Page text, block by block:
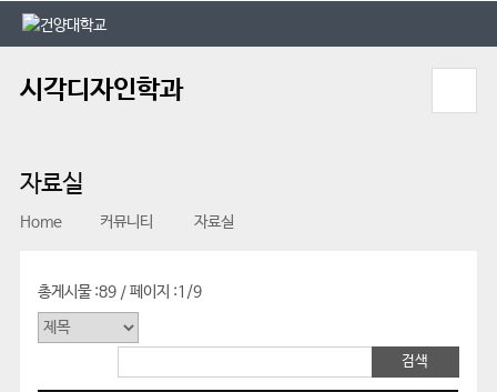
본문 바로가기
대메뉴 바로가기
시각디자인학과
자료실
Home 커뮤니티 자료실
총게시물 :89 /페이지 :1/9